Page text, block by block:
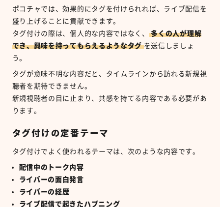
ポコチャでは、効果的にタグを付けられれば、ライブ配信を
盛り上げることに貢献できます。
タグ付けの際は、個人的な内容ではなく、
多くの人が理解
でき、興味を持ってもらえるようなタグ を送信しましょ
う。
タグが意味不明な内容だと、タイムラインから訪れる新規視
聴者を期待できません。
新規視聴者の目に止まり、共感を持てる内容である必要があ
ります。
タグ付けの定番テーマ
タグ付けでよく使われるテーマは、次のような内容です。
配信中のトーク内容
ライバーの面白発言
ライバーの経歴
ライブ配信で起きたハプニング